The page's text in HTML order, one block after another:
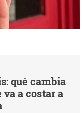
qué cambia
va a costar a